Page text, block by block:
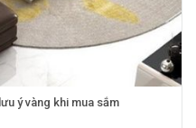
ý vàng khi mua sắm